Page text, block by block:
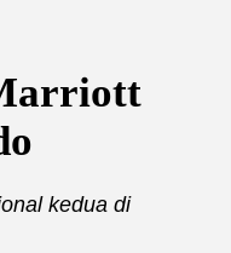
kedua di